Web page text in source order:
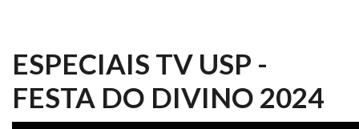
ESPECIAIS TV USP -
FESTA DO DIVINO 2024